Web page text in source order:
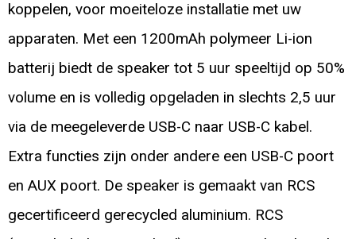
koppelen, voor moeiteloze installatie met uw
apparaten. Met een 1200mAh polymeer Li-ion
batterij biedt de speaker tot 5 uur speeltijd op 50%
volume en is volledig opgeladen in slechts 2,5 uur
via de meegeleverde USB-C naar USB-C kabel.
Extra functies zijn onder andere een USB-C poort
en AUX poort. De speaker is gemaakt van RCS
gecertificeerd gerecycled aluminium. RCS